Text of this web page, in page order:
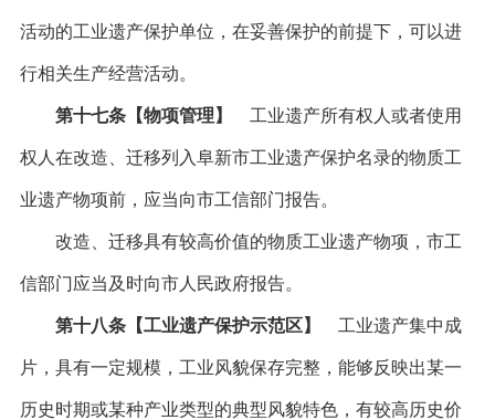
活动的工业遗产保护单位，在妥善保护的前提下，可以进
行相关生产经营活动。
第十七条【物项管理】 工业遗产所有权人或者使用
权人在改造、迁移列入阜新市工业遗产保护名录的物质工
业遗产物项前，应当向市工信部门报告。
改造、迁移具有较高价值的物质工业遗产物项，市工
信部门应当及时向市人民政府报告。
第十八条【工业遗产保护示范区】 工业遗产集中成
片，具有一定规模，工业风貌保存完整，能够反映出某一
历史时期或某种产业类型的典型风貌特色，有较高历史价